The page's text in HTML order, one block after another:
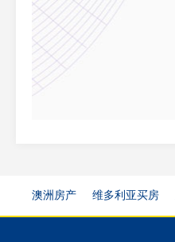
澳洲房产 维多利亚买房